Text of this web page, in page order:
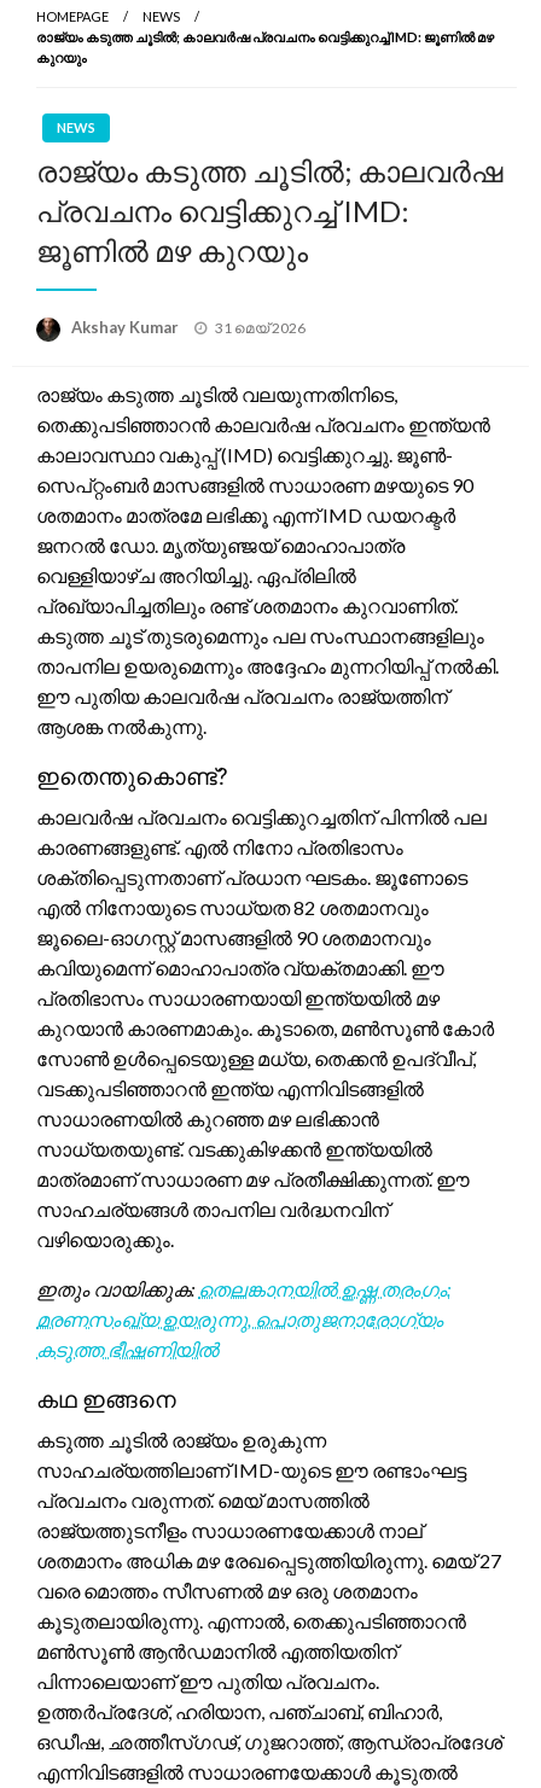
HOMEPAGE
NEWS
രാജ്യം കടുത്ത ചൂടിൽ; കാലവർഷ പ്രവചനം വെട്ടിക്കുറച്ച് IMD: ജൂണിൽ മഴ
കുറയും
NEWS
രാജ്യം കടുത്ത ചൂടിൽ; കാലവർഷ
പ്രവചനം വെട്ടിക്കുറച്ച് IMD:
ജൂണിൽ മഴ കുറയും
Akshay Kumar
Posted
31 മെയ്‌ 2026
രാജ്യം കടുത്ത ചൂടിൽ വലയുന്നതിനിടെ,
തെക്കുപടിഞ്ഞാറൻ കാലവർഷ പ്രവചനം ഇന്ത്യൻ
കാലാവസ്ഥാ വകുപ്പ് (IMD) വെട്ടിക്കുറച്ചു. ജൂൺ-
സെപ്റ്റംബർ മാസങ്ങളിൽ സാധാരണ മഴയുടെ 90
ശതമാനം മാത്രമേ ലഭിക്കൂ എന്ന് IMD ഡയറക്ടർ
ജനറൽ ഡോ. മൃത്യുഞ്ജയ് മൊഹാപാത്ര
വെള്ളിയാഴ്ച അറിയിച്ചു. ഏപ്രിലിൽ
പ്രഖ്യാപിച്ചതിലും രണ്ട് ശതമാനം കുറവാണിത്.
കടുത്ത ചൂട് തുടരുമെന്നും പല സംസ്ഥാനങ്ങളിലും
താപനില ഉയരുമെന്നും അദ്ദേഹം മുന്നറിയിപ്പ് നൽകി.
ഈ പുതിയ കാലവർഷ പ്രവചനം രാജ്യത്തിന്
ആശങ്ക നൽകുന്നു.
ഇതെന്തുകൊണ്ട്?
കാലവർഷ പ്രവചനം വെട്ടിക്കുറച്ചതിന് പിന്നിൽ പല
കാരണങ്ങളുണ്ട്. എൽ നിനോ പ്രതിഭാസം
ശക്തിപ്പെടുന്നതാണ് പ്രധാന ഘടകം. ജൂണോടെ
എൽ നിനോയുടെ സാധ്യത 82 ശതമാനവും
ജൂലൈ-ഓഗസ്റ്റ് മാസങ്ങളിൽ 90 ശതമാനവും
കവിയുമെന്ന് മൊഹാപാത്ര വ്യക്തമാക്കി. ഈ
പ്രതിഭാസം സാധാരണയായി ഇന്ത്യയിൽ മഴ
കുറയാൻ കാരണമാകും. കൂടാതെ, മൺസൂൺ കോർ
സോൺ ഉൾപ്പെടെയുള്ള മധ്യ, തെക്കൻ ഉപദ്വീപ്,
വടക്കുപടിഞ്ഞാറൻ ഇന്ത്യ എന്നിവിടങ്ങളിൽ
സാധാരണയിൽ കുറഞ്ഞ മഴ ലഭിക്കാൻ
സാധ്യതയുണ്ട്. വടക്കുകിഴക്കൻ ഇന്ത്യയിൽ
മാത്രമാണ് സാധാരണ മഴ പ്രതീക്ഷിക്കുന്നത്. ഈ
സാഹചര്യങ്ങൾ താപനില വർദ്ധനവിന്
വഴിയൊരുക്കും.
ഇതും വായിക്കുക: തെലങ്കാനയിൽ ഉഷ്ണ തരംഗം:
മരണസംഖ്യ ഉയരുന്നു, പൊതുജനാരോഗ്യം
കടുത്ത ഭീഷണിയിൽ
കഥ ഇങ്ങനെ
കടുത്ത ചൂടിൽ രാജ്യം ഉരുകുന്ന
സാഹചര്യത്തിലാണ് IMD-യുടെ ഈ രണ്ടാംഘട്ട
പ്രവചനം വരുന്നത്. മെയ് മാസത്തിൽ
രാജ്യത്തുടനീളം സാധാരണയേക്കാൾ നാല്
ശതമാനം അധിക മഴ രേഖപ്പെടുത്തിയിരുന്നു. മെയ് 27
വരെ മൊത്തം സീസണൽ മഴ ഒരു ശതമാനം
കൂടുതലായിരുന്നു. എന്നാൽ, തെക്കുപടിഞ്ഞാറൻ
മൺസൂൺ ആൻഡമാനിൽ എത്തിയതിന്
പിന്നാലെയാണ് ഈ പുതിയ പ്രവചനം.
ഉത്തർപ്രദേശ്, ഹരിയാന, പഞ്ചാബ്, ബിഹാർ,
ഒഡീഷ, ഛത്തീസ്ഗഢ്, ഗുജറാത്ത്, ആന്ധ്രാപ്രദേശ്
എന്നിവിടങ്ങളിൽ സാധാരണയേക്കാൾ കൂടുതൽ